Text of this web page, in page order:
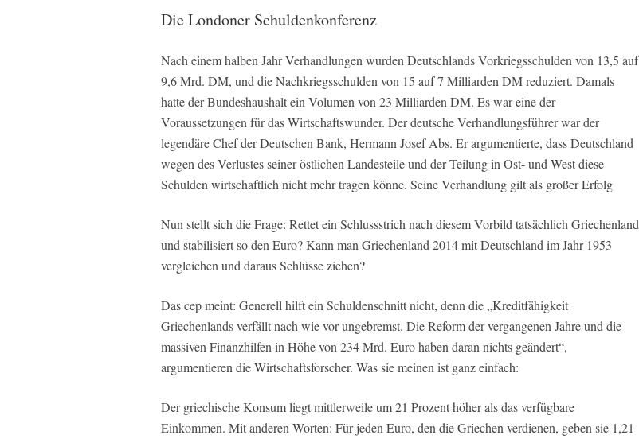
Die Londoner Schuldenkonferenz
Nach einem halben Jahr Verhandlungen wurden Deutschlands Vorkriegsschulden von 13,5 auf
9,6 Mrd. DM, und die Nachkriegsschulden von 15 auf 7 Milliarden DM reduziert. Damals
hatte der Bundeshaushalt ein Volumen von 23 Milliarden DM. Es war eine der
Voraussetzungen für das Wirtschaftswunder. Der deutsche Verhandlungsführer war der
legendäre Chef der Deutschen Bank, Hermann Josef Abs. Er argumentierte, dass Deutschland
wegen des Verlustes seiner östlichen Landesteile und der Teilung in Ost- und West diese
Schulden wirtschaftlich nicht mehr tragen könne. Seine Verhandlung gilt als großer Erfolg
Nun stellt sich die Frage: Rettet ein Schlussstrich nach diesem Vorbild tatsächlich Griechenland
und stabilisiert so den Euro? Kann man Griechenland 2014 mit Deutschland im Jahr 1953
vergleichen und daraus Schlüsse ziehen?
Das cep meint: Generell hilft ein Schuldenschnitt nicht, denn die „Kreditfähigkeit
Griechenlands verfällt nach wie vor ungebremst. Die Reform der vergangenen Jahre und die
massiven Finanzhilfen in Höhe von 234 Mrd. Euro haben daran nichts geändert“,
argumentieren die Wirtschaftsforscher. Was sie meinen ist ganz einfach:
Der griechische Konsum liegt mittlerweile um 21 Prozent höher als das verfügbare
Einkommen. Mit anderen Worten: Für jeden Euro, den die Griechen verdienen, geben sie 1,21